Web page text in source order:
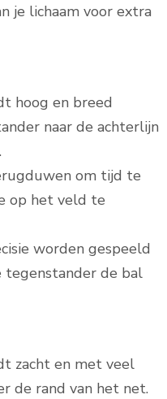
je lichaam voor extra
hoog en breed
naar de achterlijn
om tijd te
op het veld te
worden gespeeld
tegenstander de bal
zacht en met veel
de rand van het net.